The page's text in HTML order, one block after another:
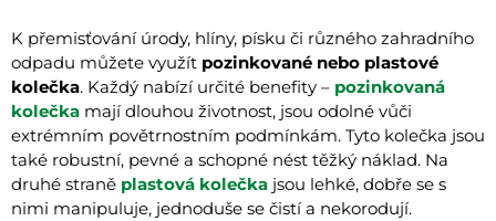
K přemisťování úrody, hlíny, písku či různého zahradního
odpadu můžete využít pozinkované nebo plastové
kolečka. Každý nabízí určité benefity – pozinkovaná
kolečka mají dlouhou životnost, jsou odolné vůči
extrémním povětrnostním podmínkám. Tyto kolečka jsou
také robustní, pevné a schopné nést těžký náklad. Na
druhé straně plastová kolečka jsou lehké, dobře se s
nimi manipuluje, jednoduše se čistí a nekorodují.